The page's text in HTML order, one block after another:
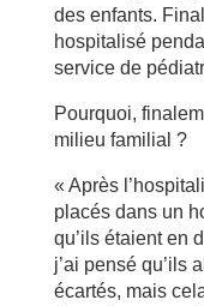
des enfants.
hospitalisé
service de
Pourquoi,
milieu familial ?
« Après
placés dans un
qu’ils étaient en
j’ai pensé qu’ils
écartés, mais